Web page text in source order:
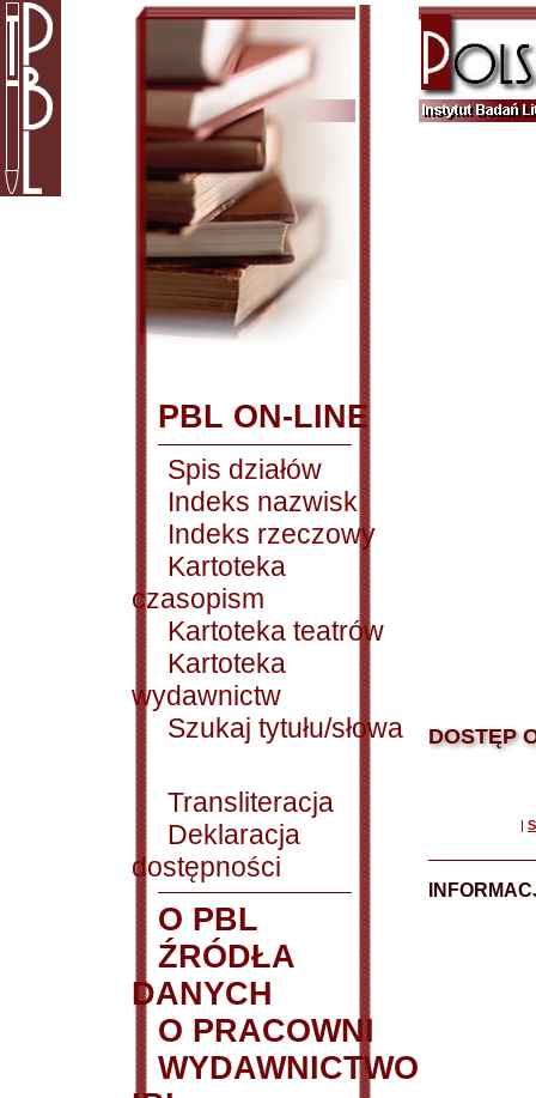
PBL ON-LINE
Spis działów
Indeks nazwisk
Indeks rzeczowy
Kartoteka
czasopism
Kartoteka teatrów
Kartoteka
wydawnictw
Szukaj tytułu/słowa
Transliteracja
Deklaracja
dostępności
O PBL
ŹRÓDŁA
DANYCH
O PRACOWNI
WYDAWNICTWO
DOSTĘP
|